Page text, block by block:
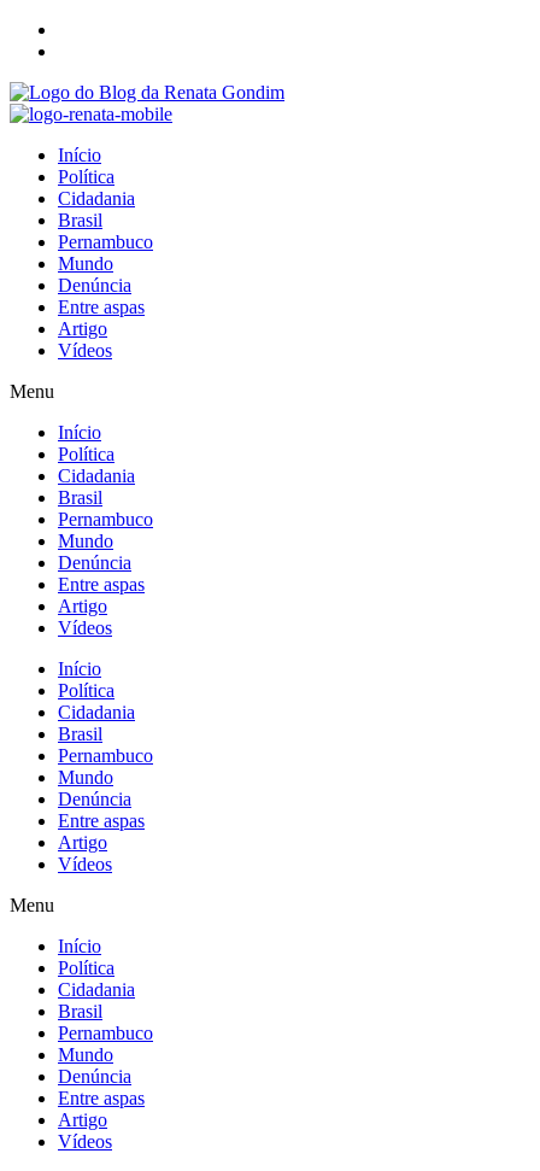
Início
Política
Cidadania
Brasil
Pernambuco
Mundo
Denúncia
Entre aspas
Artigo
Vídeos
Menu
Início
Política
Cidadania
Brasil
Pernambuco
Mundo
Denúncia
Entre aspas
Artigo
Vídeos
Início
Política
Cidadania
Brasil
Pernambuco
Mundo
Denúncia
Entre aspas
Artigo
Vídeos
Menu
Início
Política
Cidadania
Brasil
Pernambuco
Mundo
Denúncia
Entre aspas
Artigo
Vídeos